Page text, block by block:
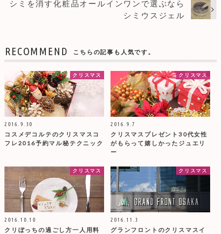
シミを消す化粧品オールインワンで選ぶなら
シミウスジェル
RECOMMEND こちらの記事も人気です。
クリスマス
2016.9.30
コスメデコルテのクリスマスコ
フレ2016予約マル秘テクニック
クリスマス
2016.9.7
クリスマスプレゼント30代女性
がもらって嬉しかったジュエリ
ー
クリスマス
2016.10.10
クリぼっちの過ごし方一人用料
クリスマス
2016.11.3
グランフロントのクリスマスイ